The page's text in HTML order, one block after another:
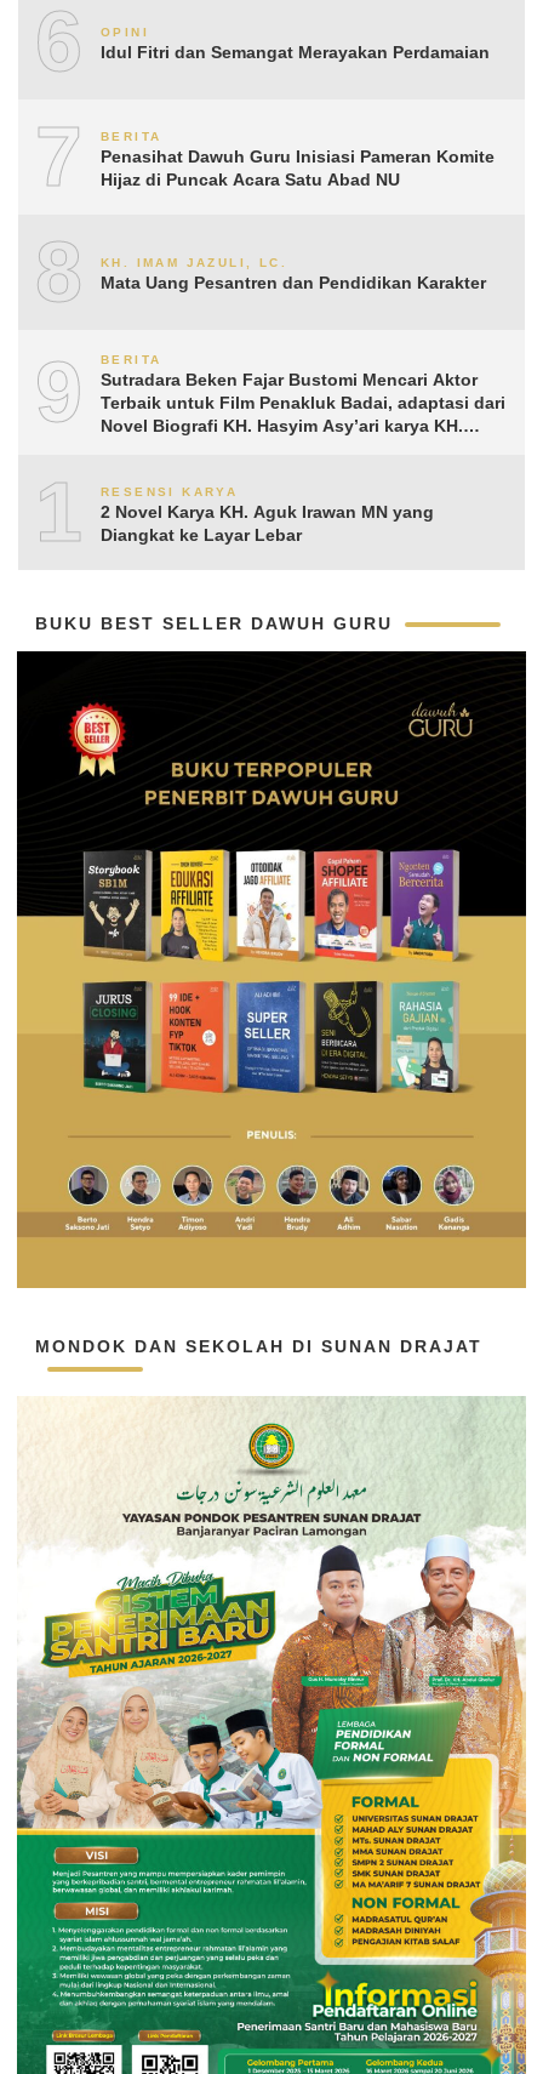
6 OPINI
Idul Fitri dan Semangat Merayakan Perdamaian
7 BERITA
Penasihat Dawuh Guru Inisiasi Pameran Komite
Hijaz di Puncak Acara Satu Abad NU
8 KH. IMAM JAZULI, LC.
Mata Uang Pesantren dan Pendidikan Karakter
9 BERITA
Sutradara Beken Fajar Bustomi Mencari Aktor
Terbaik untuk Film Penakluk Badai, adaptasi dari
Novel Biografi KH. Hasyim Asy’ari karya KH.
10RESENSI KARYA
2 Novel Karya KH. Aguk Irawan MN yang
Diangkat ke Layar Lebar
BUKU BEST SELLER DAWUH GURU
MONDOK DAN SEKOLAH DI SUNAN DRAJAT